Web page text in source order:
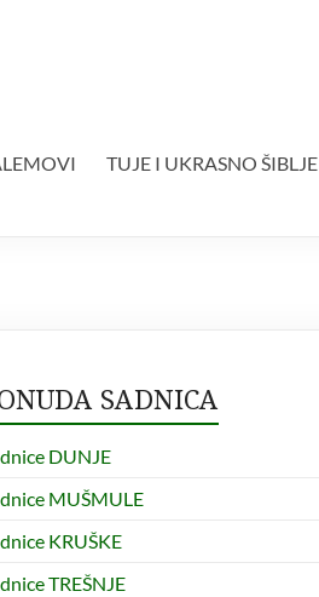
TUJE I UKRASNO ŠIBLJE
SADNICA
DUNJE
MUŠMULE
KRUŠKE
TREŠNJE